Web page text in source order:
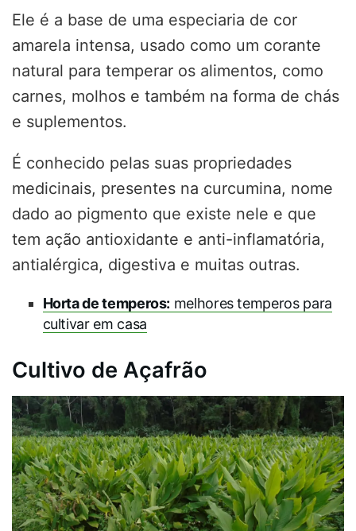
Ele é a base de uma especiaria de cor
amarela intensa, usado como um corante
natural para temperar os alimentos, como
carnes, molhos e também na forma de chás
e suplementos.
É conhecido pelas suas propriedades
medicinais, presentes na curcumina, nome
dado ao pigmento que existe nele e que
tem ação antioxidante e anti-inflamatória,
antialérgica, digestiva e muitas outras.
Horta de temperos: melhores temperos para
cultivar em casa
Cultivo de Açafrão